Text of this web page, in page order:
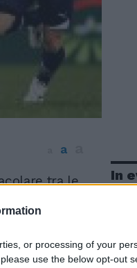
or processing of your
use the below opt-out
a
tra le
avanti con
La Juve
su
In